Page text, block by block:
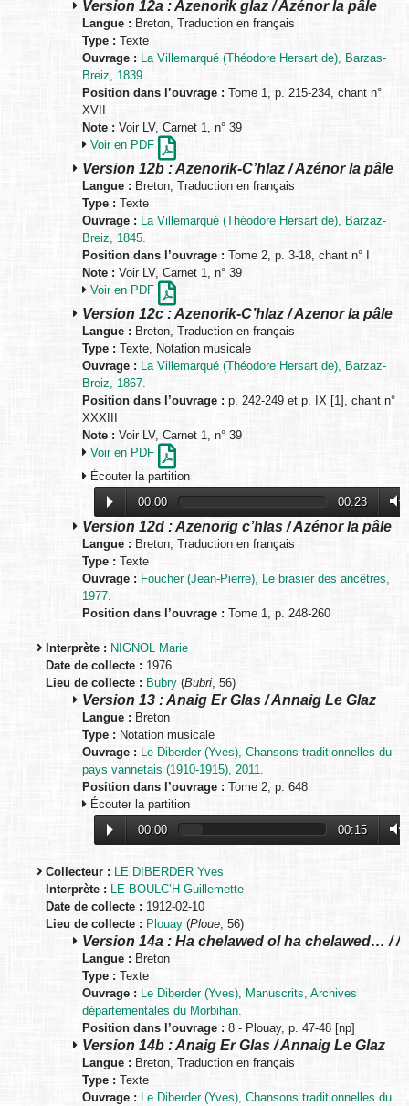
Version 12a : Azenorik glaz / Azénor la pâle
Langue : Breton, Traduction en français
Type : Texte
Ouvrage : La Villemarqué (Théodore Hersart de), Barzas-
Breiz, 1839.
Position dans l’ouvrage : Tome 1, p. 215-234, chant n°
XVII
Note : Voir LV, Carnet 1, n° 39
Voir en PDF
Version 12b : Azenorik-C’hlaz / Azénor la pâle
Langue : Breton, Traduction en français
Type : Texte
Ouvrage : La Villemarqué (Théodore Hersart de), Barzaz-
Breiz, 1845.
Position dans l’ouvrage : Tome 2, p. 3-18, chant n° I
Note : Voir LV, Carnet 1, n° 39
Voir en PDF
Version 12c : Azenorik-C’hlaz / Azenor la pâle
Langue : Breton, Traduction en français
Type : Texte, Notation musicale
Ouvrage : La Villemarqué (Théodore Hersart de), Barzaz-
Breiz, 1867.
Position dans l’ouvrage : p. 242-249 et p. IX [1], chant n°
XXXIII
Note : Voir LV, Carnet 1, n° 39
Voir en PDF
Écouter la partition
00:00
00:23
Version 12d : Azenorig c’hlas / Azénor la pâle
Langue : Breton, Traduction en français
Type : Texte
Ouvrage : Foucher (Jean-Pierre), Le brasier des ancêtres,
1977.
Position dans l’ouvrage : Tome 1, p. 248-260
Interprète : NIGNOL Marie
Date de collecte : 1976
Lieu de collecte : Bubry (Bubri, 56)
Version 13 : Anaig Er Glas / Annaig Le Glaz
Langue : Breton
Type : Notation musicale
Ouvrage : Le Diberder (Yves), Chansons traditionnelles du
pays vannetais (1910-1915), 2011.
Position dans l’ouvrage : Tome 2, p. 648
Écouter la partition
00:00
00:15
Collecteur : LE DIBERDER Yves
Interprète : LE BOULC’H Guillemette
Date de collecte : 1912-02-10
Lieu de collecte : Plouay (Ploue, 56)
Version 14a : Ha chelawed ol ha chelawed… / /
Langue : Breton
Type : Texte
Ouvrage : Le Diberder (Yves), Manuscrits, Archives
départementales du Morbihan.
Position dans l’ouvrage : 8 - Plouay, p. 47-48 [np]
Version 14b : Anaig Er Glas / Annaig Le Glaz
Langue : Breton, Traduction en français
Type : Texte
Ouvrage : Le Diberder (Yves), Chansons traditionnelles du